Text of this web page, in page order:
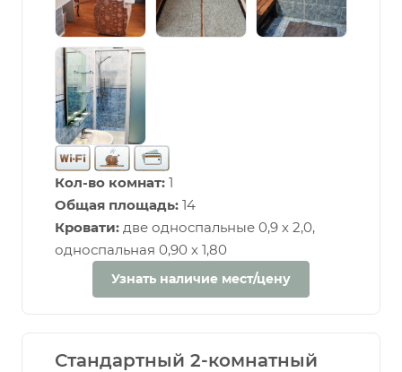
Кол-во комнат: 1
Общая площадь: 14
Кровати: две односпальные 0,9 х 2,0,
односпальная 0,90 х 1,80
Узнать наличие мест/цену
Стандартный 2-комнатный